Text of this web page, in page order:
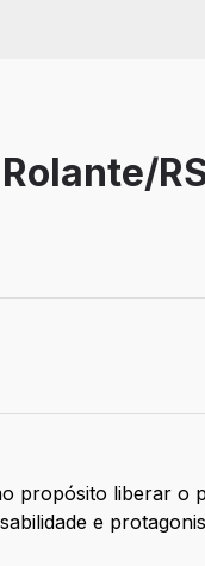
propósito liberar o
e